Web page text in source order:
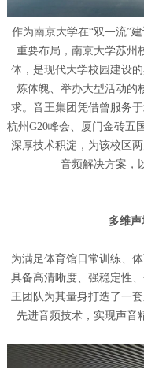
作为南京大学在“双一流”
重要布局，南京大学苏州
体，是现代大学校园建设
炼体魄、举办大型活动的
求。音王集团凭借曾服务
杭州G20峰会、厦门金砖五
深厚技术积淀，为该校区
音频解决方案，
多维
为满足体育馆日常训练、
具备高清晰度、强稳定性
王团队为其量身打造了一
先进音频技术，实现声音